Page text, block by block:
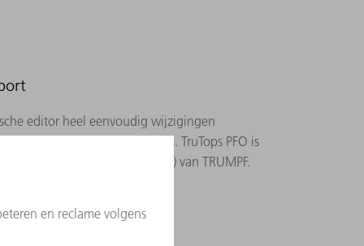
editor heel eenvoudig wijzigingen
parameters van het lasproces. TruTops PFO is
focusseeroptieken (PFO) van TRUMPF.